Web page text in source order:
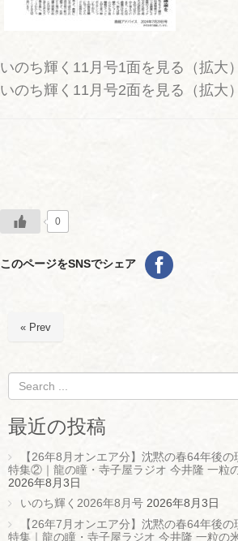
いのち輝く11月号1面を見る（拡大）
いのち輝く11月号2面を見る（拡大）
0
このページをSNSでシェア
« Prev
最近の投稿
【26年8月オンエア分】沈黙の春64年後
特集②｜龍の瞳・寺子屋ラジオ 今井隆 一粒
2026年8月3日
いのち輝く2026年8月号 2026年8月3日
【26年7月オンエア分】沈黙の春64年後
特集｜龍の瞳・寺子屋ラジオ 今井隆 一粒の